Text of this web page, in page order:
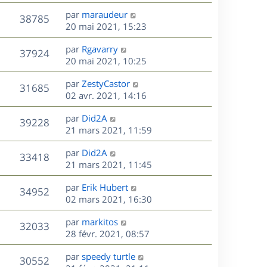
a
g
e
e
s
s
a
g
e
e
r
m
e
s
s
a
g
e
u
r
n
i
e
r
m
e
s
s
a
g
e
38785V
u
D
e
r
n
i
e
r
m
e
s
s
a
g
e
par maraudeur
20 mai 2021, 15:23
37924V
u
s
D
e
r
n
i
e
r
m
e
s
s
a
g
e
par Rgavarry
20 mai 2021, 10:25
31685V
u
e
s
D
e
r
n
i
e
r
m
e
s
s
a
g
e
par ZestyCastor
02 avr. 2021, 14:16
39228V
u
e
s
D
e
r
n
i
e
r
m
e
s
s
a
g
par Did2A
21 mars 2021, 11:59
33418V
u
e
s
D
e
r
n
i
e
r
m
e
s
par Did2A
21 mars 2021, 11:45
34952V
u
e
s
D
e
r
n
i
e
r
par Erik Hubert
02 mars 2021, 16:30
32033V
u
D
e
r
n
par markitos
28 févr. 2021, 08:57
30552V
D
par speedy turtle